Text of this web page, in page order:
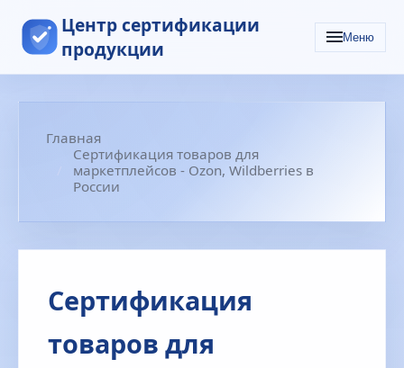
Центр сертификации
продукции
Меню
Главная
Сертификация товаров для
маркетплейсов - Ozon, Wildberries в
России
Сертификация
товаров для